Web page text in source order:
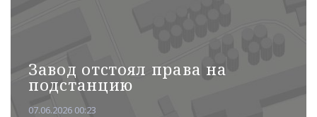
или через соц. сети
Завод отстоял права на
подстанцию
07.06.2026 00:23